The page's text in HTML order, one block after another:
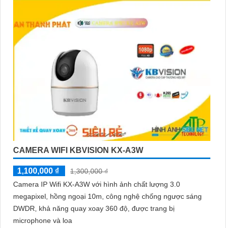
CAMERA WIFI KBVISION KX-A3W
1,100,000 ₫
1,300,000 ₫
Camera IP Wifi KX-A3W với hình ảnh chất lượng 3.0
megapixel, hồng ngoại 10m, công nghệ chống ngược sáng
DWDR, khả năng quay xoay 360 độ, được trang bị
microphone và loa